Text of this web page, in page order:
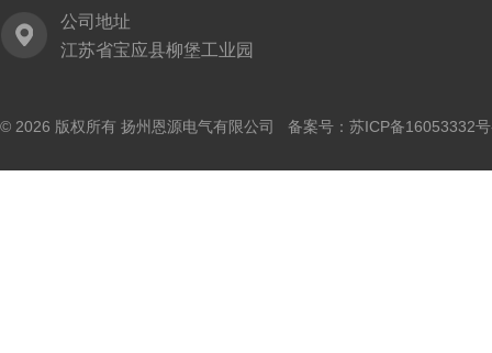
公司地址
江苏省宝应县柳堡工业园
© 2026 版权所有 扬州恩源电气有限公司 备案号： 苏ICP备16053332